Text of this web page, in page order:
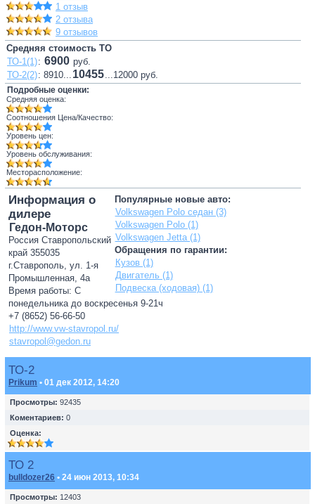
1 отзыв
2 отзыва
9 отзывов
Средняя стоимость ТО
ТО-1(1): 6900 руб.
ТО-2(2): 8910... 10455...12000 руб.
Подробные оценки:
Средняя оценка:
Соотношения Цена/Качество:
Уровень цен:
Уровень обслуживания:
Месторасположение:
Популярные новые авто:
Volkswagen Polo седан (3)
Volkswagen Polo (1)
Volkswagen Jetta (1)
Обращения по гарантии:
Кузов (1)
Двигатель (1)
Подвеска (ходовая) (1)
Информация о
дилере
Гедон-Моторс
Россия Ставропольский
край 355035
г.Ставрополь, ул. 1-я
Промышленная, 4а
Время работы: С
понедельника до воскресенья 9-21ч
+7 (8652) 56-66-50
http://www.vw-stavropol.ru/
stavropol@gedon.ru
ТО-2
Prikum • 01 дек 2012, 14:20
Просмотры: 92435
Коментариев: 0
Оценка:
ТО 2
bulldozer26 • 24 июн 2013, 10:34
Просмотры: 12403